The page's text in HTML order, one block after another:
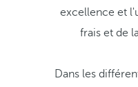
excellence et
frais et de
Dans les